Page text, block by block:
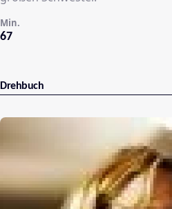
67
Min.
Drehbuch